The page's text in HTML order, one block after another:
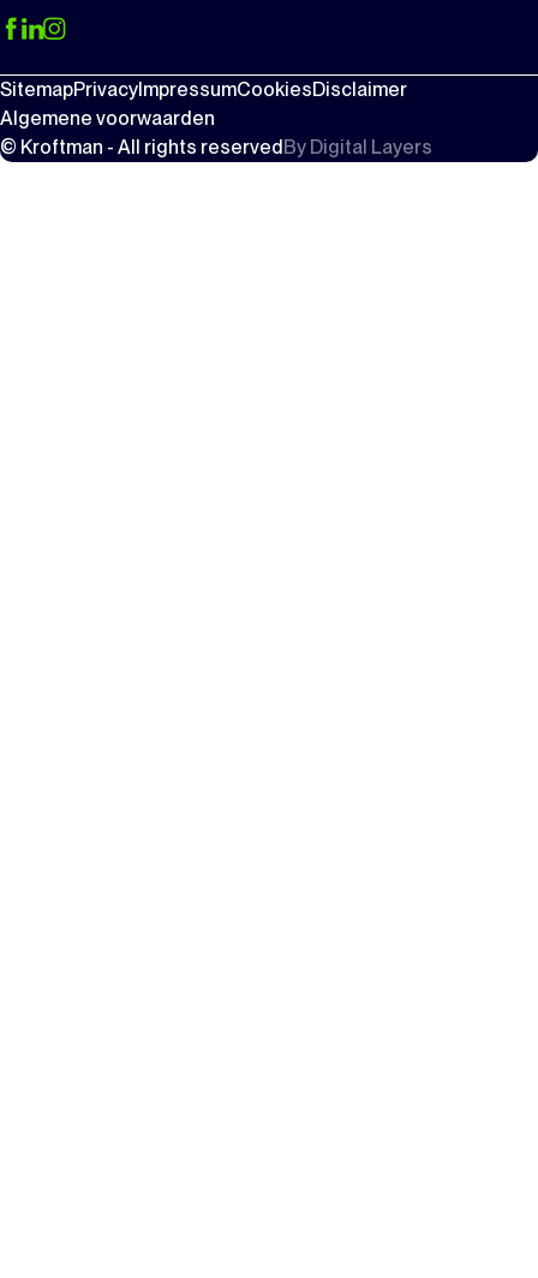
SitemapPrivacy ImpressumCookiesDisclaimer
Algemene voorwaarden
© Kroftman - All rights reserved By Digital Layers